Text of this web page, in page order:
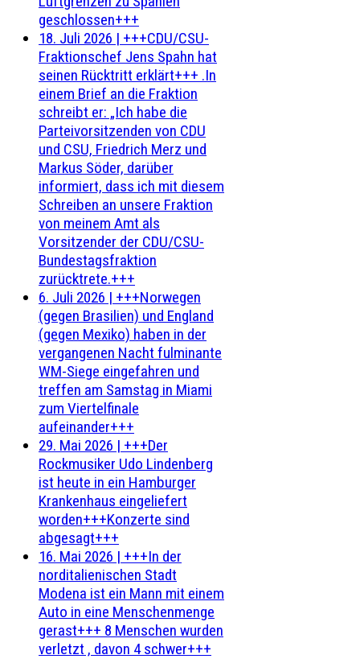
geschlossen+++
18. Juli 2026 | +++CDU/CSU-
Fraktionschef Jens Spahn hat
seinen Rücktritt erklärt+++ .In
einem Brief an die Fraktion
schreibt er: „Ich habe die
Parteivorsitzenden von CDU
und CSU, Friedrich Merz und
Markus Söder, darüber
informiert, dass ich mit diesem
Schreiben an unsere Fraktion
von meinem Amt als
Vorsitzender der CDU/CSU-
Bundestagsfraktion
zurücktrete.+++
6. Juli 2026 | +++Norwegen
(gegen Brasilien) und England
(gegen Mexiko) haben in der
vergangenen Nacht fulminante
WM-Siege eingefahren und
treffen am Samstag in Miami
zum Viertelfinale
aufeinander+++
29. Mai 2026 | +++Der
Rockmusiker Udo Lindenberg
ist heute in ein Hamburger
Krankenhaus eingeliefert
worden+++Konzerte sind
abgesagt+++
16. Mai 2026 | +++In der
norditalienischen Stadt
Modena ist ein Mann mit einem
Auto in eine Menschenmenge
gerast+++ 8 Menschen wurden
verletzt , davon 4 schwer+++